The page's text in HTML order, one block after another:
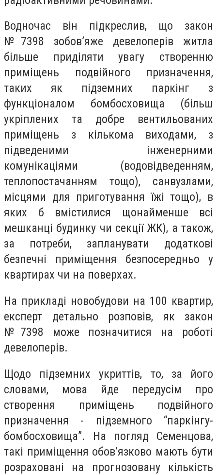
Водночас він підкреслив, що закон
№7398 зобов’яже девелоперів житла
більше приділяти увагу створенню
приміщень подвійного призначення,
таких як підземних паркінг з
функціоналом бомбосховища (більш
укріплених та добре вентильованих
приміщень з кількома виходами, з
підведеними інженерними
комунікаціями (водовідведенням,
теплопостачанням тощо), санвузлами,
місцями для приготування їжі тощо), в
яких б вмістилися щонайменше всі
мешканці будинку чи секції ЖК), а також,
за потреби, запланувати додаткові
безпечні приміщення безпосередньо у
квартирах чи на поверхах.
На прикладі новобудови на 100 квартир,
експерт детально розповів, як закон
№7398 може позначитися на роботі
девелоперів.
Щодо підземних укриттів, то, за його
словами, мова йде передусім про
створення приміщень подвійного
призначення - підземного “паркінгу-
бомбосховища”. На погляд Семенцова,
такі приміщення обов’язково мають бути
розраховані на прогнозовану кількість